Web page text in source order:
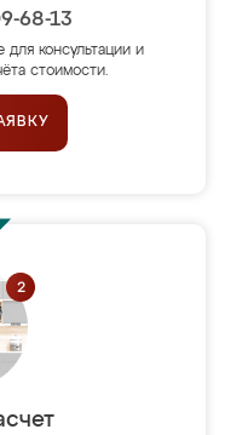
68-13
для консультации и
стоимости.